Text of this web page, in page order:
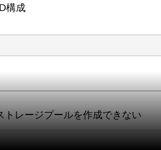
構成
トレージプールを作成できない